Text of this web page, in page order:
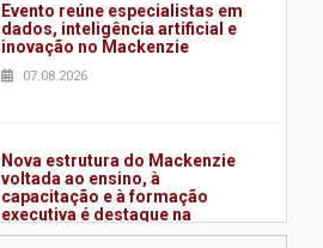
Evento reúne especialistas em
dados, inteligência artificial e
inovação no Mackenzie
07.08.2026
Nova estrutura do Mackenzie
voltada ao ensino, à
capacitação e à formação
executiva é destaque na
abertura da Agroleite 2026